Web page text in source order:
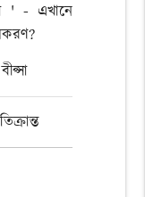
' - এখানে